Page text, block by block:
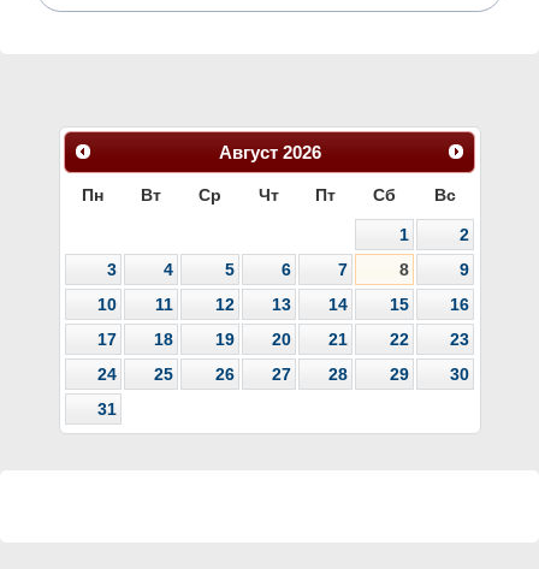
Август 2026
Пн Вт Ср Чт Пт Сб Вс
1
2
3
4 5 6 7 8
9
10
11 12 13 14 15
16
17
18 19 20 21 22
23
24
25 26 27 28 29
30
31